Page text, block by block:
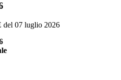
del 07 luglio 2026